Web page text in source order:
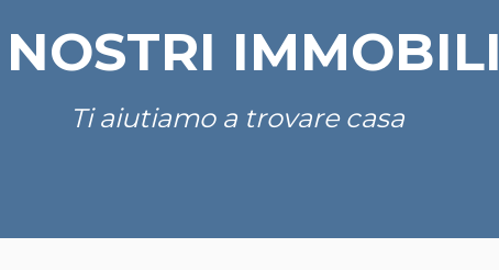
IMMOBILI
Ti aiutiamo a trovare casa